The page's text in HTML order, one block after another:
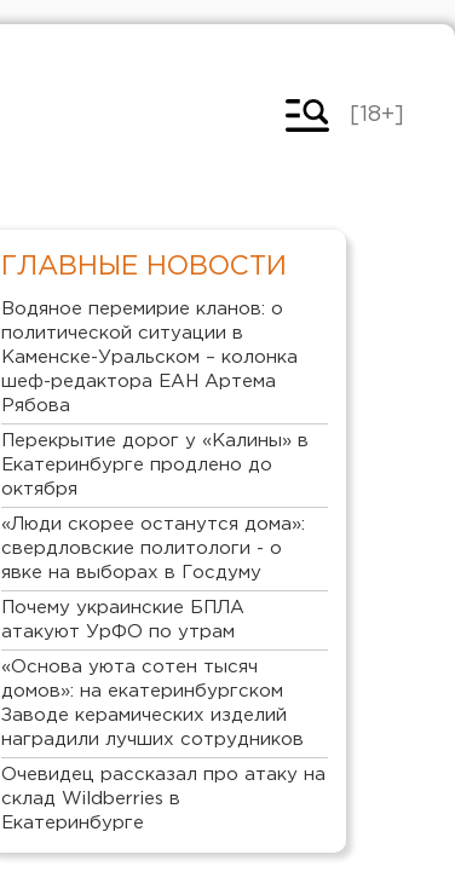
[18+]
ГЛАВНЫЕ НОВОСТИ
Водяное перемирие кланов: о
политической ситуации в
Каменске-Уральском – колонка
шеф-редактора ЕАН Артема
Рябова
Перекрытие дорог у «Калины» в
Екатеринбурге продлено до
октября
«Люди скорее останутся дома»:
свердловские политологи - о
явке на выборах в Госдуму
Почему украинские БПЛА
атакуют УрФО по утрам
«Основа уюта сотен тысяч
домов»: на екатеринбургском
Заводе керамических изделий
наградили лучших сотрудников
Очевидец рассказал про атаку на
склад Wildberries в
Екатеринбурге